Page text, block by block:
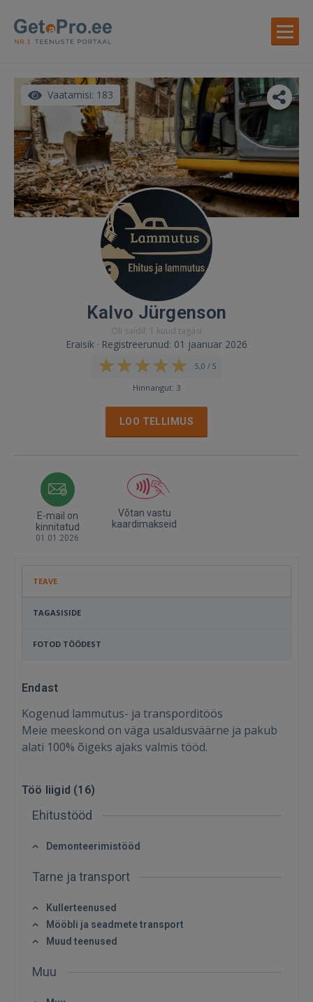
Vaatamisi: 183
Kalvo Jürgenson
Oli saidil: 1 kuud tagasi
Eraisik · Registreerunud: 01 jaanuar 2026
5,0 / 5
Hinnangut: 3
LOO TELLIMUS
E-mail on
kinnitatud
01.01.2026
Võtan vastu
kaardimakseid
TEAVE
TAGASISIDE
FOTOD TÖÖDEST
Endast
Kogenud lammutus- ja transporditöös
Meie meeskond on väga usaldusväärne ja pakub
alati 100% õigeks ajaks valmis tööd.
Töö liigid (16)
Ehitustööd
Demonteerimistööd
Tarne ja transport
Kullerteenused
Mööbli ja seadmete transport
Muud teenused
Muu